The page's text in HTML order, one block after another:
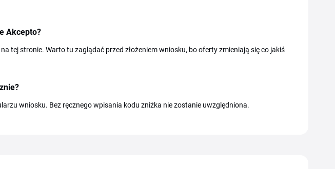
Akcepto?
tej stronie. Warto tu zaglądać przed złożeniem wniosku, bo oferty zmieniają się co jakiś
wniosku. Bez ręcznego wpisania kodu zniżka nie zostanie uwzględniona.